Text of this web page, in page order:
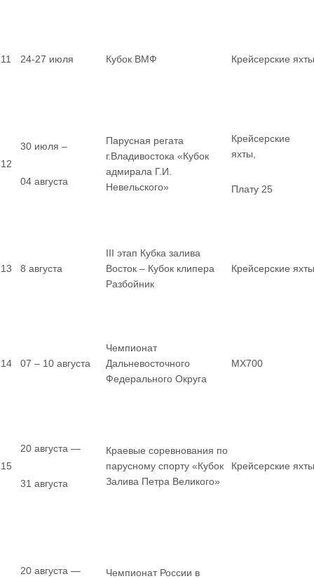
11 24-27 июля Кубок ВМФ Крейсерские яхты
12
30 июля –
04 августа
Парусная регата
г.Владивостока «Кубок
адмирала Г.И.
Невельского»
Крейсерские
яхты,
Плату 25
13 8 августа
III этап Кубка залива
Восток – Кубок клипера
Разбойник
Крейсерские яхты
14 07 – 10 августа
Чемпионат
Дальневосточного
Федерального Округа
MX700
15
20 августа —
31 августа
Краевые соревнования по
парусному спорту «Кубок
Залива Петра Великого»
Крейсерские яхты
20 августа —
Чемпионат России в